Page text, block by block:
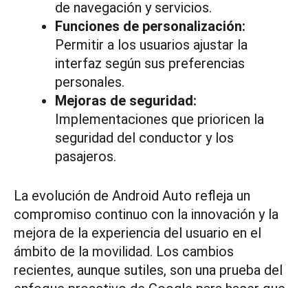
de navegación y servicios.
Funciones de personalización:
Permitir a los usuarios ajustar la
interfaz según sus preferencias
personales.
Mejoras de seguridad:
Implementaciones que prioricen la
seguridad del conductor y los
pasajeros.
La evolución de Android Auto refleja un
compromiso continuo con la innovación y la
mejora de la experiencia del usuario en el
ámbito de la movilidad. Los cambios
recientes, aunque sutiles, son una prueba del